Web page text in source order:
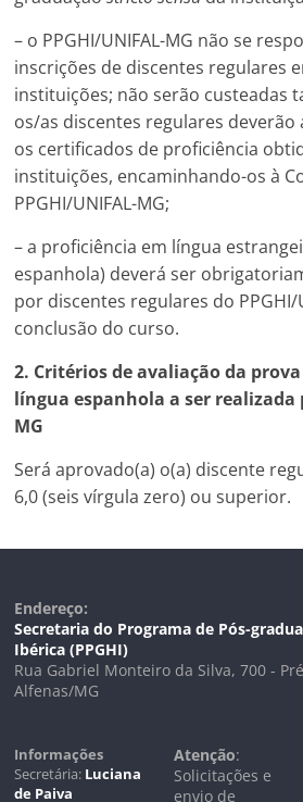
– o PPGHI/UNIFAL-MG não se
inscrições de discentes regulares
instituições; não serão custeadas
os/as discentes regulares deverão
os certificados de proficiência
instituições, encaminhando-os à
PPGHI/UNIFAL-MG;
– a proficiência em língua
espanhola) deverá ser
por discentes regulares do PPGHI/
conclusão do curso.
2. Critérios de avaliação da
língua espanhola a ser realizada
MG
Será aprovado(a) o(a) discente
6,0 (seis vírgula zero) ou superior.
Endereço:
Secretaria do Programa de Pós-
Ibérica (PPGHI)
Rua Gabriel Monteiro da Silva, 700 -
Alfenas/MG
Informações
Secretária: Luciana
de Paiva
Atenção:
Solicitações e
envio de